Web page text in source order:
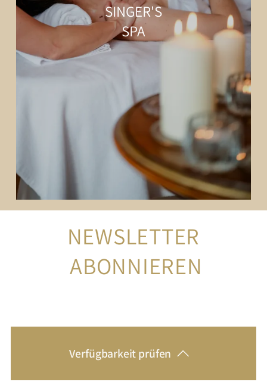
Verfügbarkeit prüfen
SINGER'S
SPA
NEWSLETTER
ABONNIEREN